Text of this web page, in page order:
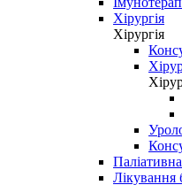
Хірургія
Хірургія
Лікування